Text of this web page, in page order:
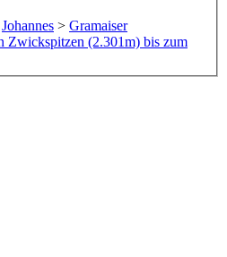
Johannes > Gramaiser
Zwickspitzen (2.301m) bis zum